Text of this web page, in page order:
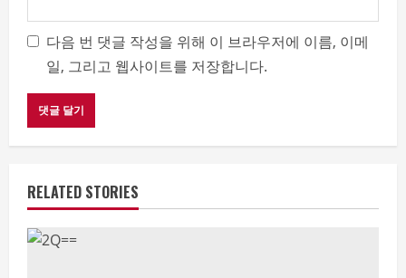
다음 번 댓글 작성을 위해 이 브라우저에 이름, 이메
일, 그리고 웹사이트를 저장합니다.
RELATED STORIES